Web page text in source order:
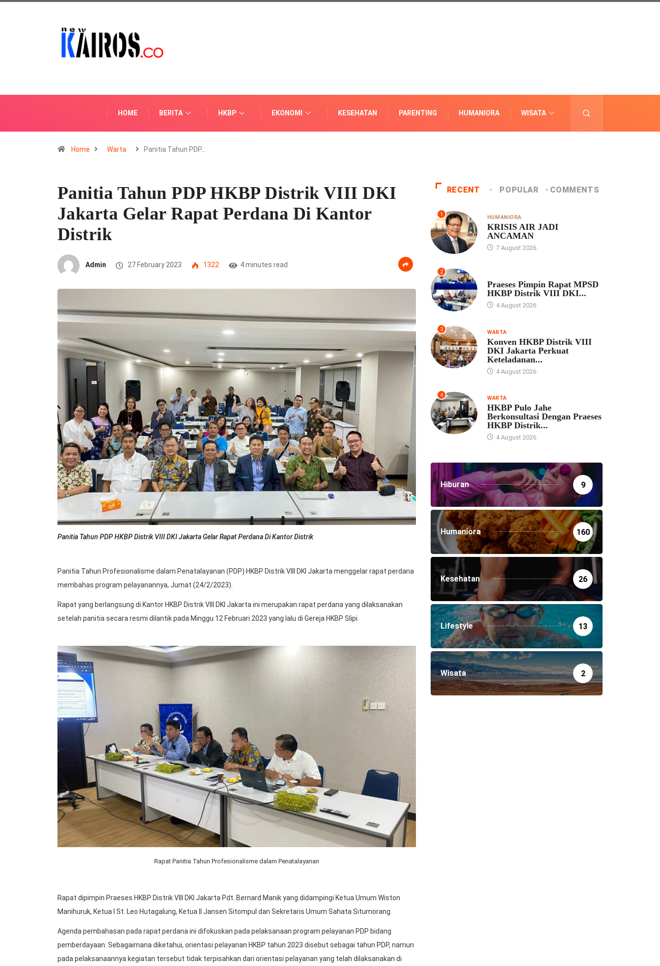
HOME BERITA HKBP EKONOMI KESEHATAN PARENTING HUMANIORA WISATA
Home Warta Panitia Tahun PDP…
Panitia Tahun PDP HKBP Distrik VIII DKI
Jakarta Gelar Rapat Perdana Di Kantor
Distrik
Admin 27 February 2023 1322 4 minutes read
Panitia Tahun PDP HKBP Distrik VIII DKI Jakarta Gelar Rapat Perdana Di Kantor Distrik
Panitia Tahun Profesionalisme dalam Penatalayanan (PDP) HKBP Distrik VIII DKI Jakarta menggelar rapat perdana
membahas program pelayanannya, Jumat (24/2/2023).
Rapat yang berlangsung di Kantor HKBP Distrik VIII DKI Jakarta ini merupakan rapat perdana yang dilaksanakan
setelah panitia secara resmi dilantik pada Minggu 12 Februari 2023 yang lalu di Gereja HKBP Slipi.
Rapat Panitia Tahun Profesionalisme dalam Penatalayanan
Rapat dipimpin Praeses HKBP Distrik VIII DKI Jakarta Pdt. Bernard Manik yang didampingi Ketua Umum Wiston
Manihuruk, Ketua I St. Leo Hutagalung, Ketua II Jansen Sitompul dan Sekretaris Umum Sahata Situmorang.
Agenda pembahasan pada rapat perdana ini difokuskan pada pelaksanaan program pelayanan PDP bidang
pemberdayaan. Sebagaimana diketahui, orientasi pelayanan HKBP tahun 2023 disebut sebagai tahun PDP, namun
pada pelaksanaannya kegiatan tersebut tidak terpisahkan dari orientasi pelayanan yang telah dilaksanakan di
RECENT POPULAR COMMENTS
1 HUMANIORA
KRISIS AIR JADI
ANCAMAN
7 August 2026
2
Praeses Pimpin Rapat MPSD
HKBP Distrik VIII DKI...
4 August 2026
3 WARTA
Konven HKBP Distrik VIII
DKI Jakarta Perkuat
Keteladanan...
4 August 2026
4 WARTA
HKBP Pulo Jahe
Berkonsultasi Dengan Praeses
HKBP Distrik...
4 August 2026
Hiburan 9
Humaniora 160
Kesehatan 26
Lifestyle 13
Wisata 2